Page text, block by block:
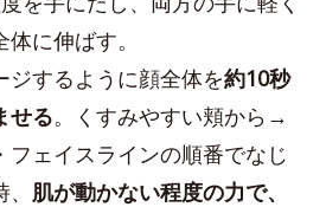
に伸ばす。
するように顔全体を約10秒
せる。くすみやすい頬から→
ェイスラインの順番でなじ
肌が動かない程度の力で、